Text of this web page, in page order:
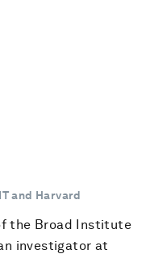
and Harvard
the Broad Institute
investigator at